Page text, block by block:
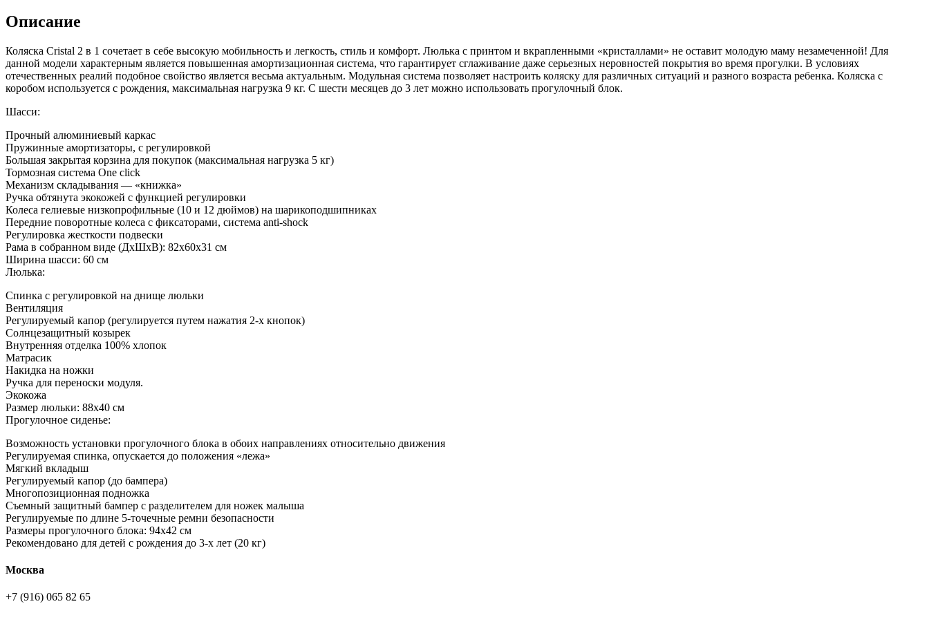
Описание
Коляска Cristal 2 в 1 сочетает в себе высокую мобильность и легкость, стиль и комфорт. Люлька с принтом и вкрапленными «кристаллами» не оставит молодую маму незамеченной! Для
данной модели характерным является повышенная амортизационная система, что гарантирует сглаживание даже серьезных неровностей покрытия во время прогулки. В условиях
отечественных реалий подобное свойство является весьма актуальным. Модульная система позволяет настроить коляску для различных ситуаций и разного возраста ребенка. Коляска с
коробом используется с рождения, максимальная нагрузка 9 кг. С шести месяцев до 3 лет можно использовать прогулочный блок.
Шасси:
Прочный алюминиевый каркас
Пружинные амортизаторы, с регулировкой
Большая закрытая корзина для покупок (максимальная нагрузка 5 кг)
Тормозная система One click
Механизм складывания — «книжка»
Ручка обтянута экокожей с функцией регулировки
Колеса гелиевые низкопрофильные (10 и 12 дюймов) на шарикоподшипниках
Передние поворотные колеса с фиксаторами, система anti-shock
Регулировка жесткости подвески
Рама в собранном виде (ДхШхВ): 82х60х31 см
Ширина шасси: 60 см
Люлька:
Спинка с регулировкой на днище люльки
Вентиляция
Регулируемый капор (регулируется путем нажатия 2-х кнопок)
Солнцезащитный козырек
Внутренняя отделка 100% хлопок
Матрасик
Накидка на ножки
Ручка для переноски модуля.
Экокожа
Размер люльки: 88х40 см
Прогулочное сиденье:
Возможность установки прогулочного блока в обоих направлениях относительно движения
Регулируемая спинка, опускается до положения «лежа»
Мягкий вкладыш
Регулируемый капор (до бампера)
Многопозиционная подножка
Съемный защитный бампер с разделителем для ножек малыша
Регулируемые по длине 5-точечные ремни безопасности
Размеры прогулочного блока: 94х42 см
Рекомендовано для детей с рождения до 3-х лет (20 кг)
Москва
+7 (916) 065 82 65